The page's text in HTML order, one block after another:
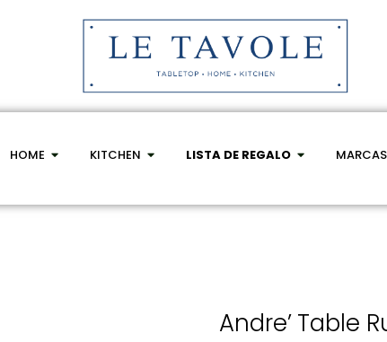
HOME KITCHEN LISTA DE REGALO MARCAS
Andre’ Table